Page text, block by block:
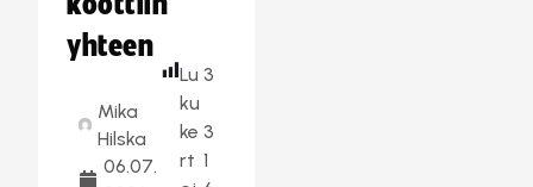
yhteen
Mika
Hilska
06.07.
Lu
ku
ke
rt
3
3
1